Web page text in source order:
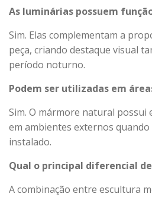
As luminárias possuem
Sim. Elas complementam a
peça, criando destaque visual
período noturno.
Podem ser utilizadas em
Sim. O mármore natural possui
em ambientes externos
instalado.
Qual o principal diferencial
A combinação entre escultura